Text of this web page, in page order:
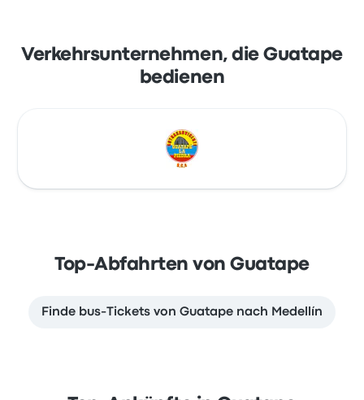
Verkehrsunternehmen, die Guatape
bedienen
Top-Abfahrten von Guatape
Finde bus-Tickets von Guatape nach Medellín